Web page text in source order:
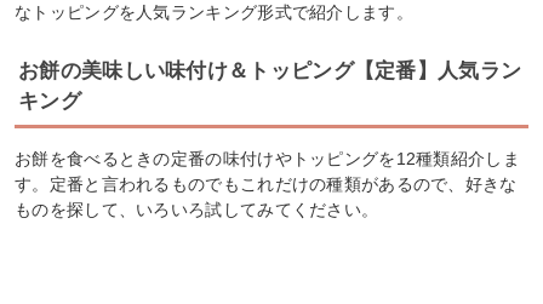
なトッピングを人気ランキング形式で紹介します。
お餅の美味しい味付け＆トッピング【定番】人気ラン
キング
お餅を食べるときの定番の味付けやトッピングを12種類紹介しま
す。定番と言われるものでもこれだけの種類があるので、好きな
ものを探して、いろいろ試してみてください。